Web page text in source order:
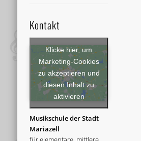
Kontakt
Klicke hier, um
Marketing-Cookies
zu akzeptieren und
diesen Inhalt zu
aktivieren
Musikschule der Stadt
Mariazell